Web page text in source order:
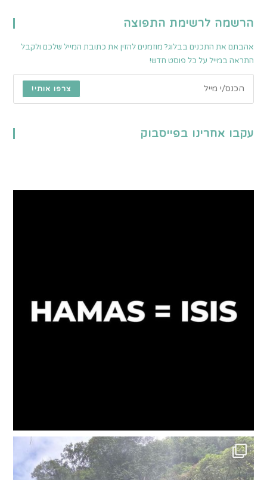
הרשמה לרשימת התפוצה
אהבתם את התכנים בבלוג? מוזמנים להזין את כתובת המייל שלכם ולקבל
התראה במייל על כל פוסט חדש!
צרפו אותי!
עקבו אחרינו בפייסבוק